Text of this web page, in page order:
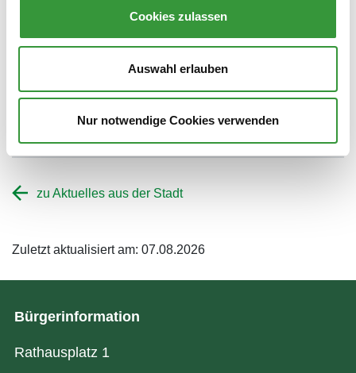
Cookies zulassen
Auswahl erlauben
Nur notwendige Cookies verwenden
Anlagen kommen ebenfalls am Warntag zum
augsburg.de/warnung
zu Aktuelles aus der Stadt
Zuletzt aktualisiert am: 07.08.2026
Bürgerinformation
Rathausplatz 1